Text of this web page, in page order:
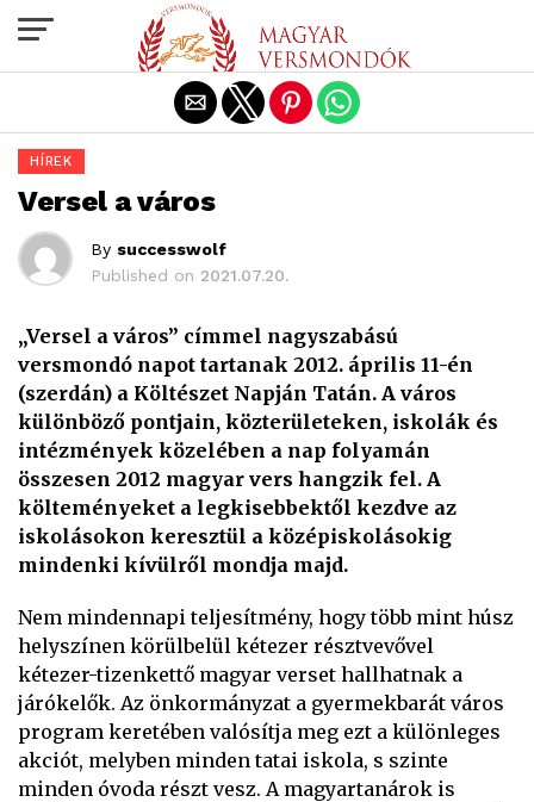
HÍREK
Versel a város
By successwolf
Published on 2021.07.20.
„Versel a város” címmel nagyszabású
versmondó napot tartanak 2012. április 11-én
(szerdán) a Költészet Napján Tatán. A város
különböző pontjain, közterületeken, iskolák és
intézmények közelében a nap folyamán
összesen 2012 magyar vers hangzik fel. A
költeményeket a legkisebbektől kezdve az
iskolásokon keresztül a középiskolásokig
mindenki kívülről mondja majd.
Nem mindennapi teljesítmény, hogy több mint húsz
helyszínen körülbelül kétezer résztvevővel
kétezer-tizenkettő magyar verset hallhatnak a
járókelők. Az önkormányzat a gyermekbarát város
program keretében valósítja meg ezt a különleges
akciót, melyben minden tatai iskola, s szinte
minden óvoda részt vesz. A magyartanárok is
Exit mobile version